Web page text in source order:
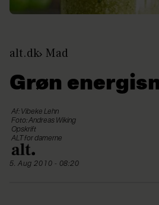
alt.dk Mad
Grøn
Af: Vibeke Lehn
Foto: Andreas Wiking
Opskrift
ALT for damerne
5. Aug 2010 - 08:20